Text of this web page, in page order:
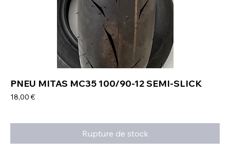
PNEU MITAS MC35 100/90-12 SEMI-SLICK
Prix
18,00 €
Rupture de stock